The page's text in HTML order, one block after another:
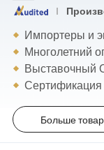
Импортеры и
Многолетний
Выставочный
Больше